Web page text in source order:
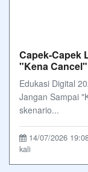
Capek-Capek
"Kena
Edukasi Digital
Jangan Sampai
skenario...
14/07/2026
kali